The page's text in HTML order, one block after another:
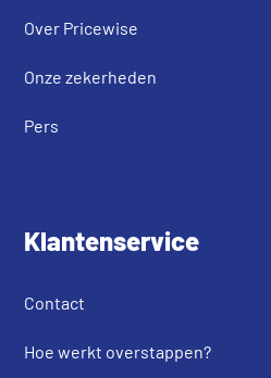
Over Pricewise
Onze zekerheden
Pers
Klantenservice
Contact
Hoe werkt overstappen?